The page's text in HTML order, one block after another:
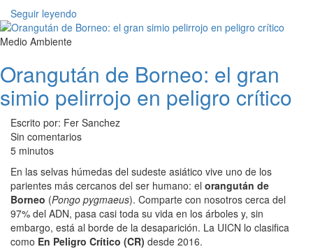
Seguir leyendo
Medio Ambiente
Orangután de Borneo: el gran
simio pelirrojo en peligro crítico
Escrito por: Fer Sanchez
Sin comentarios
5 minutos
En las selvas húmedas del sudeste asiático vive uno de los
parientes más cercanos del ser humano: el orangután de
Borneo (Pongo pygmaeus). Comparte con nosotros cerca del
97% del ADN, pasa casi toda su vida en los árboles y, sin
embargo, está al borde de la desaparición. La UICN lo clasifica
como En Peligro Crítico (CR) desde 2016.